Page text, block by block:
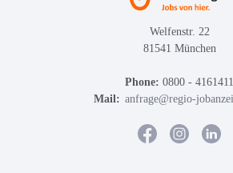
Welfenstr. 22
81541 München
Phone: 0800 - 4161411
Mail: anfrage@regio-